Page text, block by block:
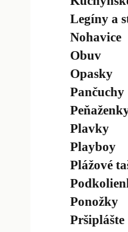
Legíny a
Nohavice
Obuv
Opasky
Pančuchy
Plavky
Playboy
Plážové
Ponožky
Pršiplášte